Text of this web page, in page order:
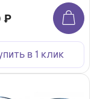
₽
в 1 клик